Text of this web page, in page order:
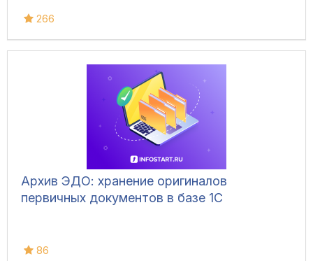
266
Архив ЭДО: хранение оригиналов
первичных документов в базе 1С
86